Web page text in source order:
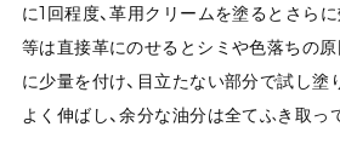
に1回程度、革用クリームを塗るとさら
等は直接革にのせるとシミや色落ちの原
に少量を付け、目立たない部分で試し塗
よく伸ばし、余分な油分は全てふき取っ